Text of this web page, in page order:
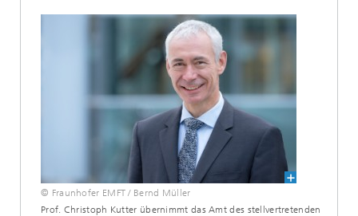
© Fraunhofer EMFT / Bernd Müller
Prof. Christoph Kutter übernimmt das Amt des stellvertretenden